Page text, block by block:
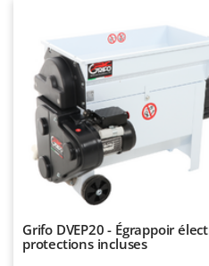
Grifo DVEP20 - Égrappoir
protections incluses